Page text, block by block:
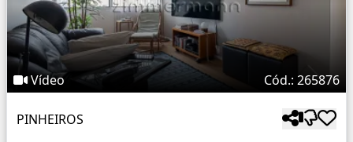
Vídeo Cód.: 265876
PINHEIROS